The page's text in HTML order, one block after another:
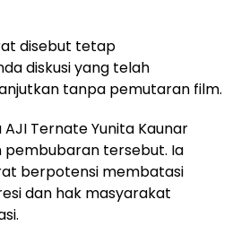
disebut tetap
diskusi yang telah
tanpa pemutaran film.
Ternate Yunita Kaunar
tersebut. Ia
berpotensi membatasi
dan hak masyarakat